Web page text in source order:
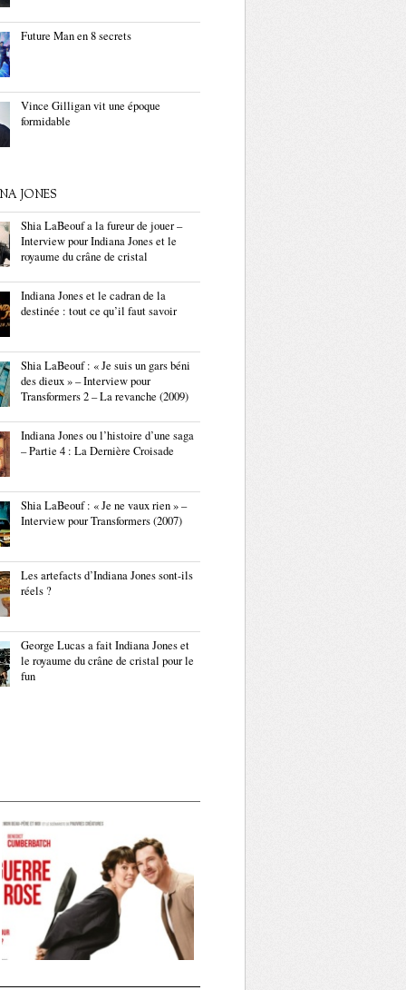
Future Man en 8 secrets
Vince Gilligan vit une époque
formidable
JONES
Shia LaBeouf a la fureur de jouer –
Interview pour Indiana Jones et le
royaume du crâne de cristal
Indiana Jones et le cadran de la
destinée : tout ce qu’il faut savoir
Shia LaBeouf : « Je suis un gars béni
des dieux » – Interview pour
Transformers 2 – La revanche (2009)
Indiana Jones ou l’histoire d’une saga
– Partie 4 : La Dernière Croisade
Shia LaBeouf : « Je ne vaux rien » –
Interview pour Transformers (2007)
Les artefacts d’Indiana Jones sont-ils
réels ?
George Lucas a fait Indiana Jones et
le royaume du crâne de cristal pour le
fun